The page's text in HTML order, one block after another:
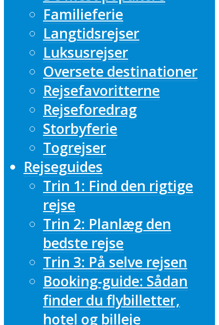
Familieferie
Langtidsrejser
Luksusrejser
Oversete destinationer
Rejsefavoritterne
Rejseforedrag
Storbyferie
Togrejser
Rejseguides
Trin 1: Find den rigtige
rejse
Trin 2: Planlæg den
bedste rejse
Trin 3: På selve rejsen
Booking-guide: Sådan
finder du flybilletter,
hotel og billeje